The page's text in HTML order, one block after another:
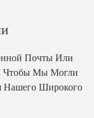
Почты Или
Чтобы Мы Могли
Нашего Широкого